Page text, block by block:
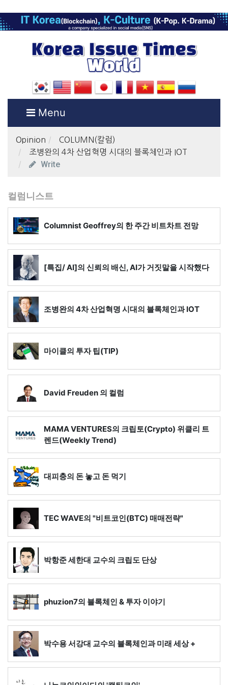
Menu
Opinion
COLUMN(칼럼)
조병완의 4차 산업혁명 시대의 블록체인과 IOT
Write
컬럼니스트
Columnist Geoffrey의 한 주간 비트차트 전망
[특집/ AI]의 신뢰의 배신, AI가 거짓말을 시작했다
조병완의 4차 산업혁명 시대의 블록체인과 IOT
마이클의 투자 팁(TIP)
David Freuden 의 컬럼
MAMA VENTURES의 크립토(Crypto) 위클리 트
렌드(Weekly Trend)
대피충의 돈 놓고 돈 먹기
TEC WAVE의 "비트코인(BTC) 매매전략"
박항준 세한대 교수의 크립도 단상
phuzion7의 블록체인 & 투자 이야기
박수용 서강대 교수의 블록체인과 미래 세상 +